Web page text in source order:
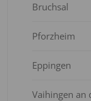
Bruchsal
Pforzheim
Eppingen
Vaihingen an